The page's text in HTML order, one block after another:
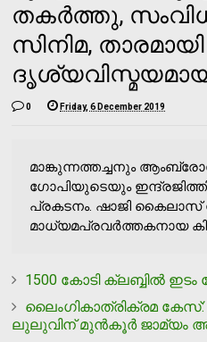
തകര്‍ത്തു,
സിനിമ,
0 Friday, 6 December 2019
മാങ്കുന്നത്തച്ചനും
ഗോപിയുടെയും
പ്രകടനം. ഷാജി കൈലാസ്
മാധ്യമപ്രവര്‍ത്തകനായ
1500 കോടി ക്ലബ്ബില്‍
ലൈംഗികാത്രിക്രമ
ലുലുവിന് മുന്‍കൂര്‍ ജാമ്യം